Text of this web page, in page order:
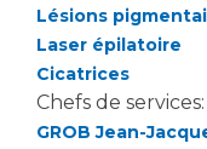
Lésions
Laser épilatoire
Cicatrices
Chefs de services:
GROB Jean-